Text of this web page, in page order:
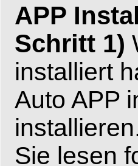
APP
Schritt 1)
installiert
Auto APP
Sie lesen